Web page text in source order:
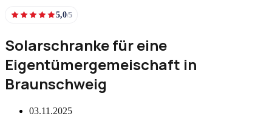
5,0/5
Solarschranke für eine
Eigentümergemeischaft in
Braunschweig
03.11.2025